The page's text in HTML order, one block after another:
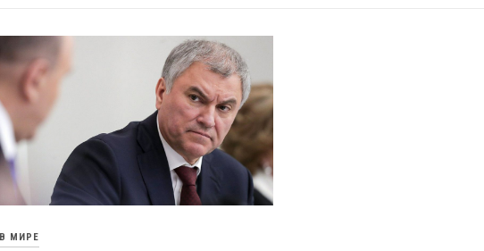
В МИРЕ